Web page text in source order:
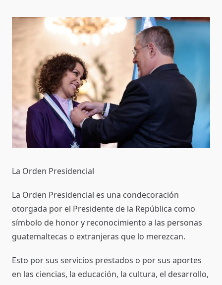
La Orden Presidencial
La Orden Presidencial es una condecoración
otorgada por el Presidente de la República como
símbolo de honor y reconocimiento a las personas
guatemaltecas o extranjeras que lo merezcan.
Esto por sus servicios prestados o por sus aportes
en las ciencias, la educación, la cultura, el desarrollo,